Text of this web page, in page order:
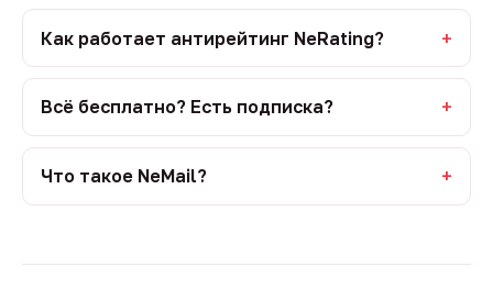
Как работает антирейтинг NeRating?
Всё бесплатно? Есть подписка?
Что такое NeMail?